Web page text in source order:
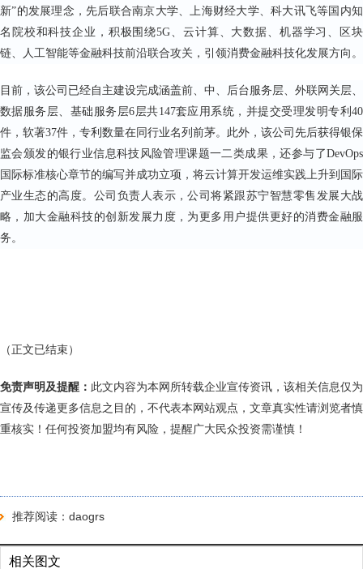
新”的发展理念，先后联合南京大学、上海财经大学、科大讯飞等国内知
名院校和科技企业，积极围绕5G、云计算、大数据、机器学习、区块
链、人工智能等金融科技前沿联合攻关，引领消费金融科技化发展方向。
目前，该公司已经自主建设完成涵盖前、中、后台服务层、外联网关层、
数据服务层、基础服务层6层共147套应用系统，并提交受理发明专利40
件，软著37件，专利数量在同行业名列前茅。此外，该公司先后获得银保
监会颁发的银行业信息科技风险管理课题一二类成果，还参与了DevOps
国际标准核心章节的编写并成功立项，将云计算开发运维实践上升到国际
产业生态的高度。公司负责人表示，公司将紧跟苏宁智慧零售发展大战
略，加大金融科技的创新发展力度，为更多用户提供更好的消费金融服
务。
（正文已结束）
免责声明及提醒： 此文内容为本网所转载企业宣传资讯，该相关信息仅为
宣传及传递更多信息之目的，不代表本网站观点，文章真实性请浏览者慎
重核实！任何投资加盟均有风险，提醒广大民众投资需谨慎！
推荐阅读： daogrs
相关图文